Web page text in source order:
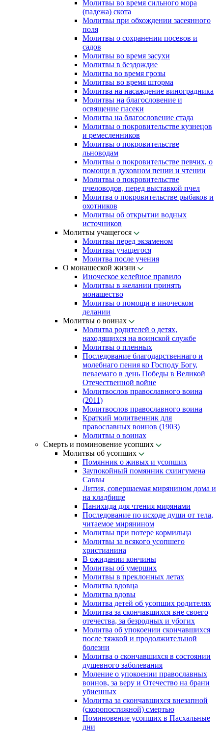
Молитвы во время сильного мора
(падежа) скота
Молитвы при обхождении засеянного
поля
Молитвы о сохранении посевов и
садов
Молитвы во время засухи
Молитвы в бездождие
Молитва во время грозы
Молитвы во время шторма
Молитва на насаждение виноградника
Молитвы на благословение и
освящение пасеки
Молитва на благословение стада
Молитвы о покровительстве кузнецов
и ремесленников
Молитвы о покровительстве
льноводам
Молитвы о покровительстве певчих, о
помощи в духовном пении и чтении
Молитвы о покровительстве
пчеловодов, перед выставкой пчел
Молитва о покровительстве рыбаков и
охотников
Молитвы об открытии водных
источников
Молитвы учащегося
Молитвы перед экзаменом
Молитвы учащегося
Молитва после учения
О монашеской жизни
Иноческое келейное правило
Молитвы в желании принять
монашество
Молитвы о помощи в иноческом
делании
Молитвы о воинах
Молитва родителей о детях,
находящихся на воинской службе
Молитвы о пленных
Последование благодарственнаго и
молебнаго пения ко Господу Богу,
певаемаго в день Победы в Великой
Отечественной войне
Молитвослов православного воина
(2011)
Молитвослов православного воина
Краткий молитвенник для
православных воинов (1903)
Молитвы о воинах
Смерть и поминовение усопших
Молитвы об усопших
Помянник о живых и усопших
Заупокойный помянник схиигумена
Саввы
Лития, совершаемая мирянином дома и
на кладбище
Панихида для чтения мирянами
Последование по исходе души от тела,
читаемое мирянином
Молитвы при потере кормильца
Молитвы за всякого усопшего
христианина
В ожидании кончины
Молитвы об умерших
Молитвы в преклонных летах
Молитва вдовца
Молитва вдовы
Молитва детей об усопших родителях
Молитва за скончавшихся вне своего
отечества, за безродных и убогих
Молитва об упокоении скончавшихся
после тяжкой и продолжительной
болезни
Молитва о скончавшихся в состоянии
душевного заболевания
Моление о упокоении православных
воинов, за веру и Отечество на брани
убиенных
Молитва за скончавшихся внезапной
(скоропостижной) смертью
Поминовение усопших в Пасхальные
дни